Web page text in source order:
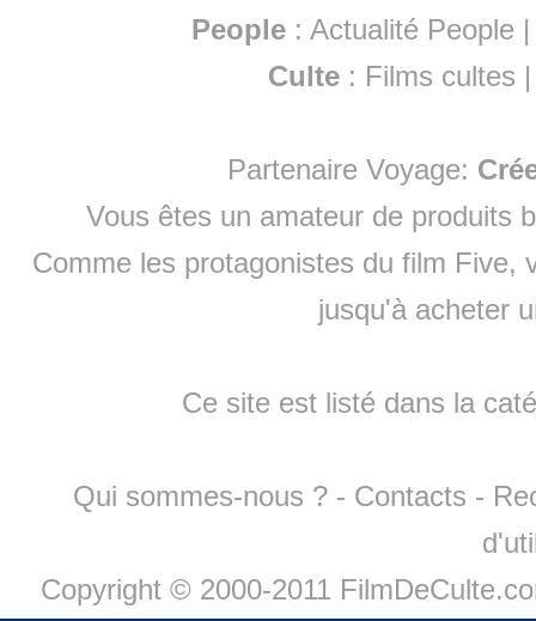
People :Actualité People
Culte : Films cultes
Partenaire Voyage:
Vous êtes un amateur de produits
Comme les protagonistes du film Five,
jusqu'à acheter
Ce site est listé dans la
Qui sommes-nous ? - Contacts -
Copyright © 2000-2011